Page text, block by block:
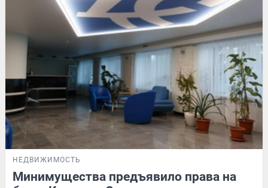
НЕДВИЖИМОСТЬ
Минимущества предъявило права на